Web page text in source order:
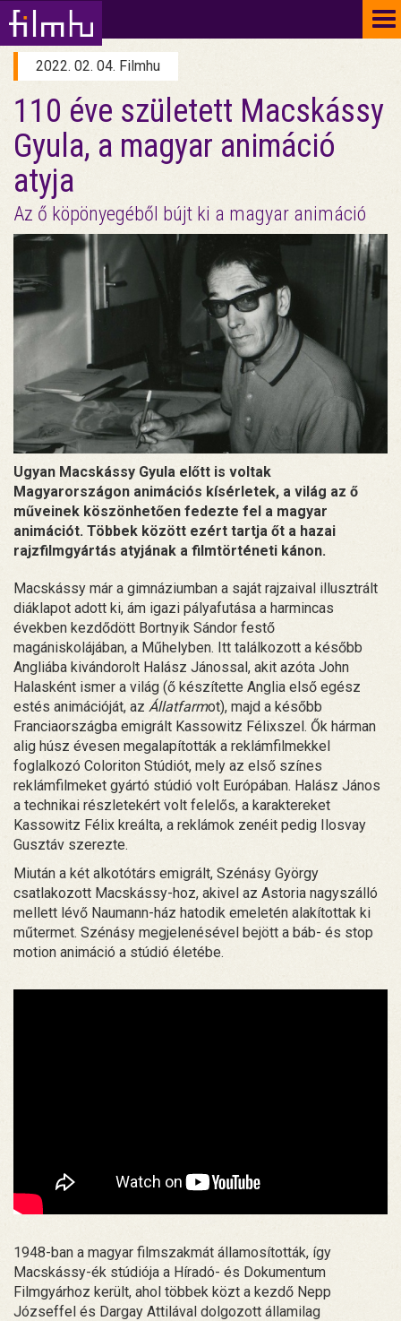
2022. 02. 04. Filmhu
110 éve született Macskássy
Gyula, a magyar animáció
atyja
Az ő köpönyegéből bújt ki a magyar animáció
Ugyan Macskássy Gyula előtt is voltak
Magyarországon animációs kísérletek, a világ az ő
műveinek köszönhetően fedezte fel a magyar
animációt. Többek között ezért tartja őt a hazai
rajzfilmgyártás atyjának a filmtörténeti kánon.
Macskássy már a gimnáziumban a saját rajzaival illusztrált
diáklapot adott ki, ám igazi pályafutása a harmincas
években kezdődött Bortnyik Sándor festő
magániskolájában, a Műhelyben. Itt találkozott a később
Angliába kivándorolt Halász Jánossal, akit azóta John
Halasként ismer a világ (ő készítette Anglia első egész
estés animációját, az Állatfarmot), majd a később
Franciaországba emigrált Kassowitz Félixszel. Ők hárman
alig húsz évesen megalapították a reklámfilmekkel
foglalkozó Coloriton Stúdiót, mely az első színes
reklámfilmeket gyártó stúdió volt Európában. Halász János
a technikai részletekért volt felelős, a karaktereket
Kassowitz Félix kreálta, a reklámok zenéit pedig Ilosvay
Gusztáv szerezte.
Miután a két alkotótárs emigrált, Szénásy György
csatlakozott Macskássy-hoz, akivel az Astoria nagyszálló
mellett lévő Naumann-ház hatodik emeletén alakítottak ki
műtermet. Szénásy megjelenésével bejött a báb- és stop
motion animáció a stúdió életébe.
1948-ban a magyar filmszakmát államosították, így
Macskássy-ék stúdiója a Híradó- és Dokumentum
Filmgyárhoz került, ahol többek közt a kezdő Nepp
Józseffel és Dargay Attilával dolgozott államilag